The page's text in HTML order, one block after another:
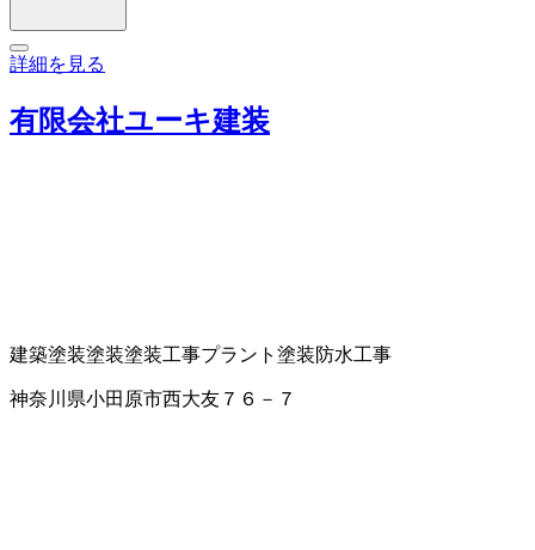
詳細を見る
有限会社ユーキ建装
建築塗装塗装塗装工事プラント塗装防水工事
神奈川県小田原市西大友７６－７